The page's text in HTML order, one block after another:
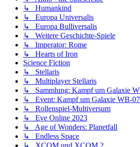
↳ Humankind
↳ Europa Universalis
↳ Europa Bulliversalis
↳ Weitere Geschichte-Spiele
↳ Imperator: Rome
↳ Hearts of Iron
Science Fiction
↳ Stellaris
↳ Multiplayer Stellaris
↳ Sammlung: Kampf um Galaxie
↳ Event: Kampf um Galaxie WB-07
↳ Rollenspiel-Multiversum
↳ Eve Online 2023
↳ Age of Wonders: Planetfall
↳ Endless Space
↳ XCOM und XCOM 2